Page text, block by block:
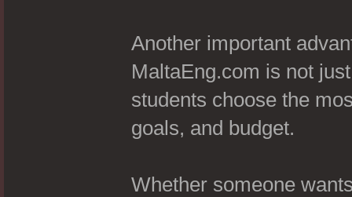
Another important
MaltaEng.com is not
students choose the
goals, and budget.
Whether someone